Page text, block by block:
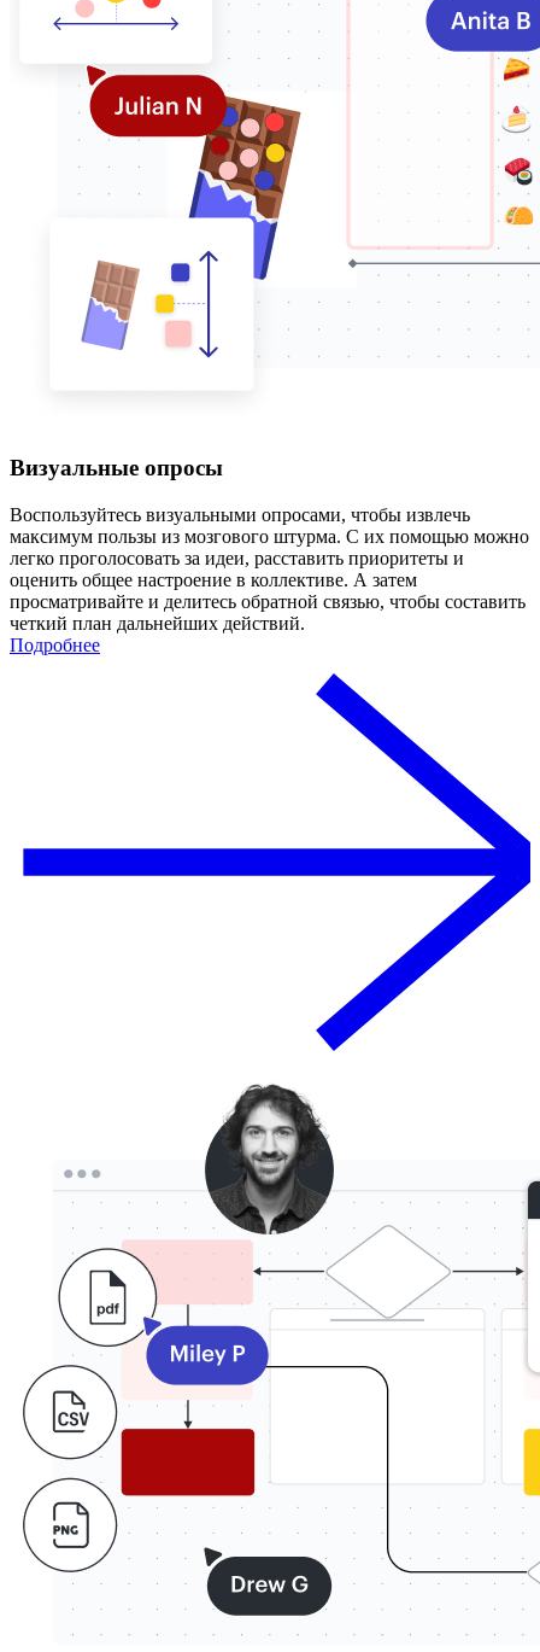
Визуальные опросы
Воспользуйтесь визуальными опросами, чтобы извлечь
максимум пользы из мозгового штурма. С их помощью можно
легко проголосовать за идеи, расставить приоритеты и
оценить общее настроение в коллективе. А затем
просматривайте и делитесь обратной связью, чтобы составить
четкий план дальнейших действий.
Подробнее